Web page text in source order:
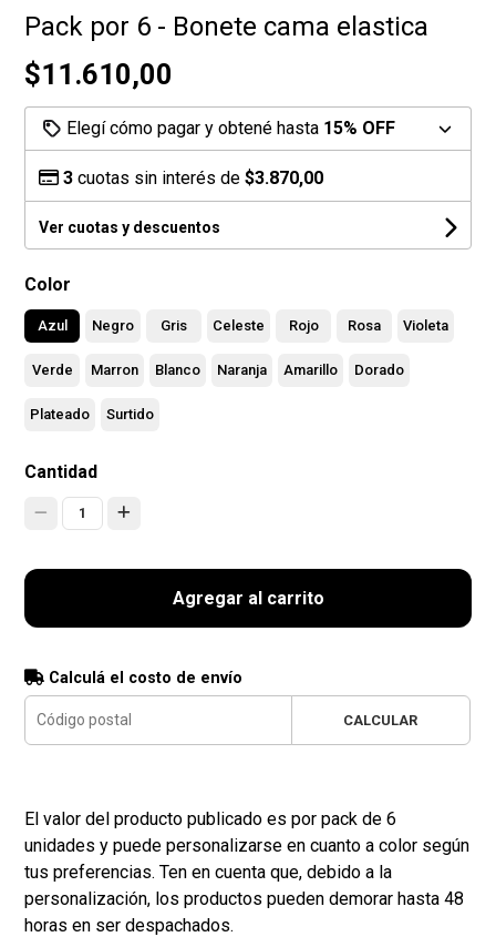
Pack por 6 - Bonete cama elastica
$11.610,00
Elegí cómo pagar y obtené hasta 15% OFF
3 cuotas sin interés de$3.870,00
Ver cuotas y descuentos
Color
Azul Negro Gris Celeste Rojo Rosa Violeta
Verde Marron Blanco Naranja Amarillo Dorado
Plateado Surtido
Cantidad
1
Agregar al carrito
Calculá el costo de envío
CALCULAR
El valor del producto publicado es por pack de 6
unidades y puede personalizarse en cuanto a color según
tus preferencias. Ten en cuenta que, debido a la
personalización, los productos pueden demorar hasta 48
horas en ser despachados.